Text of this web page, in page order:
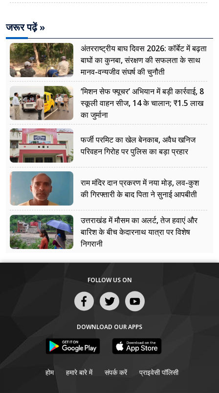
जरूर पढ़ें »
अंतरराष्ट्रीय बाघ दिवस 2026: कॉर्बेट में बढ़ता
बाघों का कुनबा, संरक्षण की सफलता के साथ
मानव-वन्यजीव संघर्ष की चुनौती
‘मिशन सेफ फ्यूचर’ अभियान में बड़ी कार्रवाई, 8
स्कूली वाहन सीज, 14 के चालान; ₹1.5 लाख
का जुर्माना
फर्जी परमिट का खेल बेनकाब, अवैध खनिज
परिवहन गिरोह पर पुलिस का बड़ा प्रहार
राम मंदिर दान प्रकरण में नया मोड़, लव-कुश
की गिरफ्तारी के बाद पिता ने सुनाई आपबीती
उत्तराखंड में मौसम का अलर्ट, तेज हवाएं और
बारिश के बीच केदारनाथ यात्रा पर विशेष
निगरानी
FOLLOW US ON
DOWNLOAD OUR APPS
होम हमारे बारे में संपर्क करें प्राइवेसी पॉलिसी